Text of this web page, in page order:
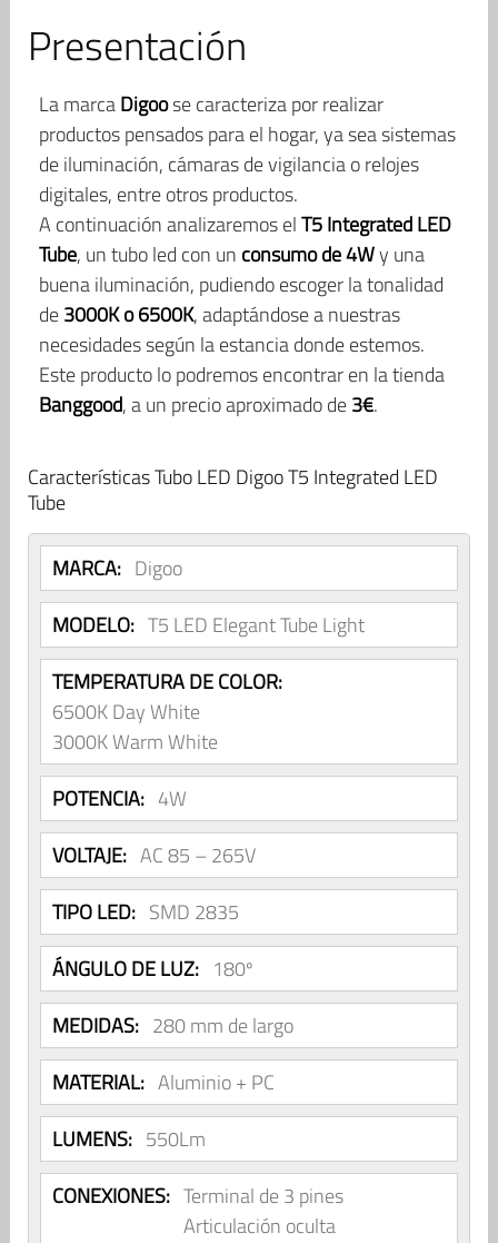
Presentación
La marcaDigoose caracteriza por realizar
productos pensados para el hogar, ya sea sistemas
de iluminación, cámaras de vigilancia o relojes
digitales, entre otros productos.
A continuación analizaremos elT5 Integrated LED
Tube, un tubo led con un consumo de 4Wy una
buena iluminación, pudiendo escoger la tonalidad
de3000K o 6500K, adaptándose a nuestras
necesidades según la estancia donde estemos.
Este producto lo podremos encontrar en la tienda
Banggood, a un precio aproximado de3€.
Características Tubo LED Digoo T5 Integrated LED
Tube
MARCA: Digoo
MODELO: T5 LED Elegant Tube Light
TEMPERATURA DE COLOR:
6500K Day White
3000K Warm White
POTENCIA: 4W
VOLTAJE: AC 85 – 265V
TIPO LED: SMD 2835
ÁNGULO DE LUZ: 180º
MEDIDAS: 280 mm de largo
MATERIAL: Aluminio + PC
LUMENS: 550Lm
CONEXIONES: Terminal de 3 pines
Articulación oculta